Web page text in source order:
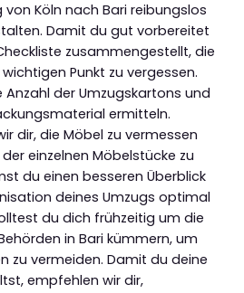
Köln nach Bari reibungslos
Damit du gut vorbereitet
zusammengestellt, die
Punkt zu vergessen.
der Umzugskartons und
ermitteln.
dir, die Möbel zu vermessen
einzelnen Möbelstücke zu
du einen besseren Überblick
deines Umzugs optimal
du dich frühzeitig um die
in Bari kümmern, um
zu vermeiden. Damit du deine
empfehlen wir dir,